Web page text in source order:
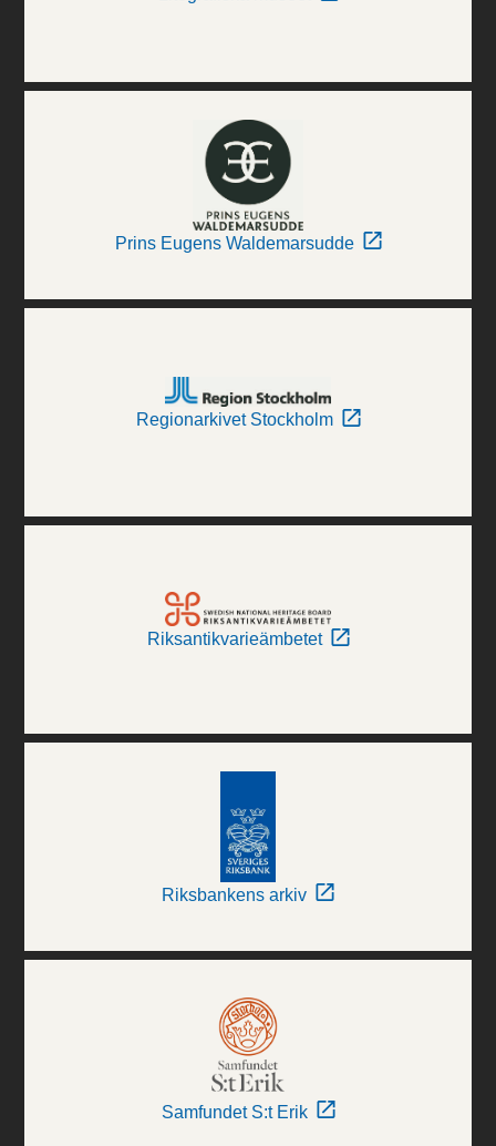
Prins Eugens Waldemarsudde
Regionarkivet Stockholm
Riksantikvarieämbetet
Riksbankens arkiv
Samfundet S:t Erik